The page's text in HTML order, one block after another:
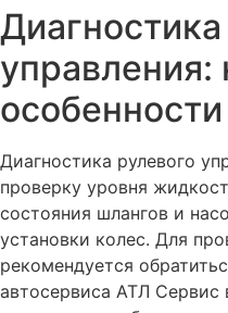
особенности
Диагностика рулевого
проверку уровня
состояния шлангов и
установки колес. Для
рекомендуется
автосервиса АТЛ